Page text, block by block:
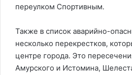
переулком Спортивным.
Также в список аварийно-
несколько перекрестков,
центре города. Это
Амурского и Истомина,